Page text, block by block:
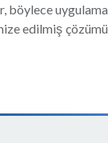
böylece uygulama
edilmiş çözümü